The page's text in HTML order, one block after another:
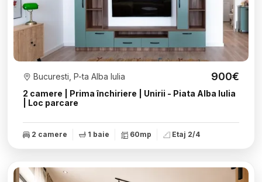
2 camere | Prima închiriere | Unirii - Piata Alba Iulia
| Loc parcare
Bucuresti, P-ta Alba Iulia 900€
2 camere 1 baie 60mp Etaj 2/4